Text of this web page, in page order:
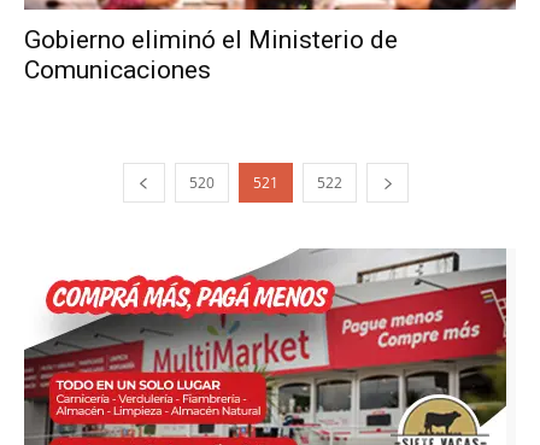
Gobierno eliminó el Ministerio de
Comunicaciones
520 521 522